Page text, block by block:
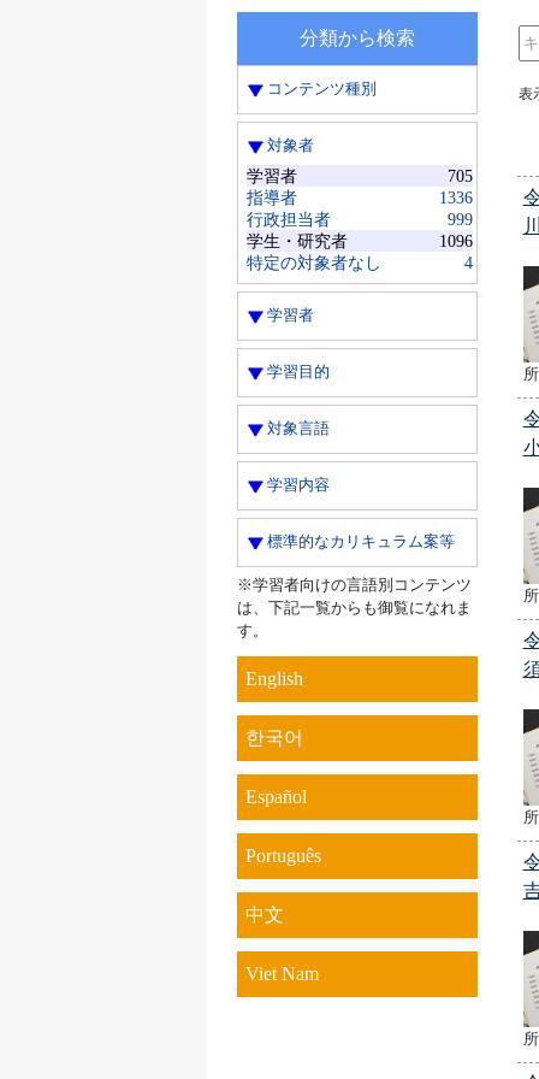
分類から検索
コンテンツ種別
対象者
学習者
705
指導者
1336
行政担当者
999
学生・研究者
1096
特定の対象者なし
4
学習者
学習目的
対象言語
学習内容
標準的なカリキュラム案等
※学習者向けの言語別コンテンツ
は、下記一覧からも御覧になれま
す。
English
한국어
Español
Português
中文
Viet Nam
表